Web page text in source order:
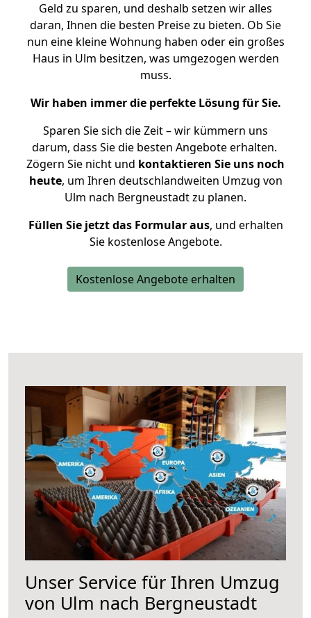
Geld zu sparen, und deshalb setzen wir alles
daran, Ihnen die besten Preise zu bieten. Ob Sie
nun eine kleine Wohnung haben oder ein großes
Haus in Ulm besitzen, was umgezogen werden
muss.
Wir haben immer die perfekte Lösung für Sie.
Sparen Sie sich die Zeit – wir kümmern uns
darum, dass Sie die besten Angebote erhalten.
Zögern Sie nicht und kontaktieren Sie uns noch
heute, um Ihren deutschlandweiten Umzug von
Ulm nach Bergneustadt zu planen.
Füllen Sie jetzt das Formular aus, und erhalten
Sie kostenlose Angebote.
Kostenlose Angebote erhalten
Unser Service für Ihren Umzug
von Ulm nach Bergneustadt